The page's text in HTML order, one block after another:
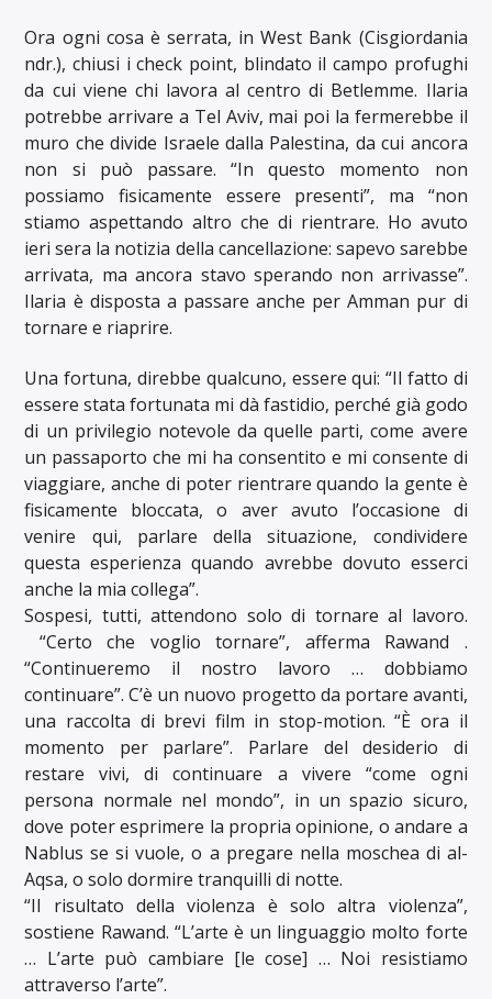
Ora ogni cosa è serrata, in West Bank (Cisgiordania
ndr.), chiusi i check point, blindato il campo profughi
da cui viene chi lavora al centro di Betlemme. Ilaria
potrebbe arrivare a Tel Aviv, mai poi la fermerebbe il
muro che divide Israele dalla Palestina, da cui ancora
non si può passare. “In questo momento non
possiamo fisicamente essere presenti”, ma “non
stiamo aspettando altro che di rientrare. Ho avuto
ieri sera la notizia della cancellazione: sapevo sarebbe
arrivata, ma ancora stavo sperando non arrivasse”.
Ilaria è disposta a passare anche per Amman pur di
tornare e riaprire.
Una fortuna, direbbe qualcuno, essere qui: “Il fatto di
essere stata fortunata mi dà fastidio, perché già godo
di un privilegio notevole da quelle parti, come avere
un passaporto che mi ha consentito e mi consente di
viaggiare, anche di poter rientrare quando la gente è
fisicamente bloccata, o aver avuto l’occasione di
venire qui, parlare della situazione, condividere
questa esperienza quando avrebbe dovuto esserci
anche la mia collega”.
Sospesi, tutti, attendono solo di tornare al lavoro.
“Certo che voglio tornare”, afferma Rawand .
“Continueremo il nostro lavoro … dobbiamo
continuare”. C’è un nuovo progetto da portare avanti,
una raccolta di brevi film in stop-motion. “È ora il
momento per parlare”. Parlare del desiderio di
restare vivi, di continuare a vivere “come ogni
persona normale nel mondo”, in un spazio sicuro,
dove poter esprimere la propria opinione, o andare a
Nablus se si vuole, o a pregare nella moschea di al-
Aqsa, o solo dormire tranquilli di notte.
“Il risultato della violenza è solo altra violenza”,
sostiene Rawand. “L’arte è un linguaggio molto forte
… L’arte può cambiare [le cose] … Noi resistiamo
attraverso l’arte”.